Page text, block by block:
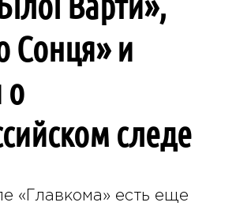
Сонця» и
о
следе
«Главкома» есть еще